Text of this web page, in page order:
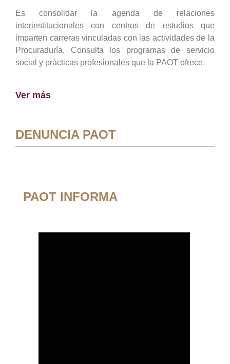
Es consolidar la agenda de relaciones
interinstitucionales con centros de estudios que
imparten carreras vinculadas con las actividades de la
Procuraduría, Consulta los programas de servicio
social y prácticas profesionales que la PAOT ofrece.
Ver más
DENUNCIA PAOT
PAOT INFORMA